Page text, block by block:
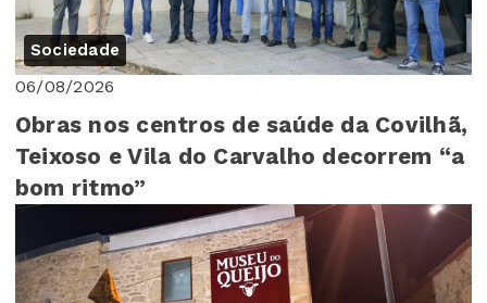
Sociedade
06/08/2026
Obras nos centros de saúde da Covilhã,
Teixoso e Vila do Carvalho decorrem “a
bom ritmo”